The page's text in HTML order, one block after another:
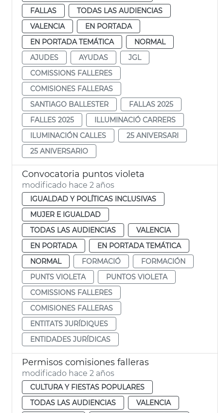
FALLAS
TODAS LAS AUDIENCIAS
VALENCIA
EN PORTADA
EN PORTADA TEMÁTICA
NORMAL
AJUDES
AYUDAS
JGL
COMISSIONS FALLERES
COMISIONES FALLERAS
SANTIAGO BALLESTER
FALLAS 2025
FALLES 2025
ILLUMINACIÓ CARRERS
ILUMINACIÓN CALLES
25 ANIVERSARI
25 ANIVERSARIO
Convocatoria puntos violeta
modificado hace 2 años
IGUALDAD Y POLÍTICAS INCLUSIVAS
MUJER E IGUALDAD
TODAS LAS AUDIENCIAS
VALENCIA
EN PORTADA
EN PORTADA TEMÁTICA
NORMAL
FORMACIÓ
FORMACIÓN
PUNTS VIOLETA
PUNTOS VIOLETA
COMISSIONS FALLERES
COMISIONES FALLERAS
ENTITATS JURÍDIQUES
ENTIDADES JURÍDICAS
Permisos comisiones falleras
modificado hace 2 años
CULTURA Y FIESTAS POPULARES
TODAS LAS AUDIENCIAS
VALENCIA